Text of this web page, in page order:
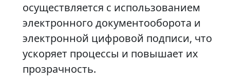
осуществляется с использованием
электронного документооборота и
электронной цифровой подписи, что
ускоряет процессы и повышает их
прозрачность.